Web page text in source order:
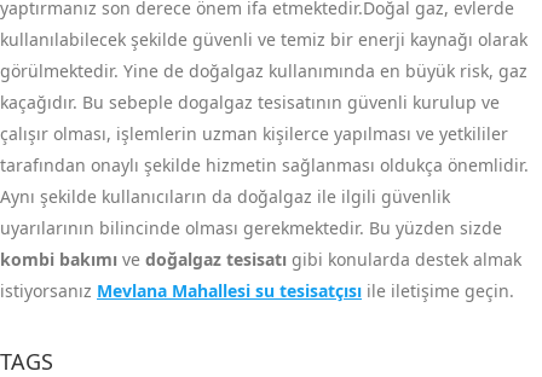
yaptırmanız son derece önem ifa etmektedir.Doğal gaz, evlerde
kullanılabilecek şekilde güvenli ve temiz bir enerji kaynağı olarak
görülmektedir. Yine de doğalgaz kullanımında en büyük risk, gaz
kaçağıdır. Bu sebeple dogalgaz tesisatının güvenli kurulup ve
çalışır olması, işlemlerin uzman kişilerce yapılması ve yetkililer
tarafından onaylı şekilde hizmetin sağlanması oldukça önemlidir.
Aynı şekilde kullanıcıların da doğalgaz ile ilgili güvenlik
uyarılarının bilincinde olması gerekmektedir. Bu yüzden sizde
kombi bakımı ve doğalgaz tesisatı gibi konularda destek almak
istiyorsanız Mevlana Mahallesi su tesisatçısı ile iletişime geçin.
TAGS